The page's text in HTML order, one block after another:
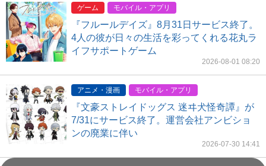
ゲーム モバイル・アプリ
『フルールデイズ』8月31日サービス終了。
4人の彼が日々の生活を彩ってくれる花丸ラ
イフサポートゲーム
2026-08-01 08:20
アニメ・漫画 モバイル・アプリ
『文豪ストレイドッグス 迷ヰ犬怪奇譚』が
7/31にサービス終了。運営会社アンビショ
ンの廃業に伴い
2026-07-30 14:41